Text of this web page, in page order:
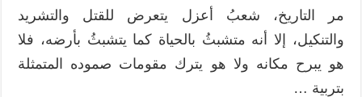
مر التاريخ، شعبُ أعزل يتعرض للقتل والتشريد
والتنكيل، إلا أنه متشبثُ بالحياة كما يتشبثُ بأرضه، فلا
هو يبرح مكانه ولا هو يترك مقومات صموده المتمثلة
بتربية …